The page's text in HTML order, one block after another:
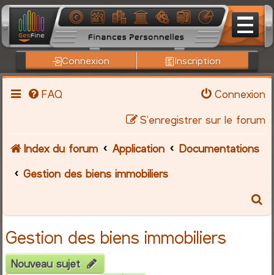
Connexion Inscription
FAQ
Connexion
S’enregistrer sur le forum
Index du forum Application
Documentations
Gestion des biens immobiliers
Gestion des biens immobiliers
Nouveau sujet